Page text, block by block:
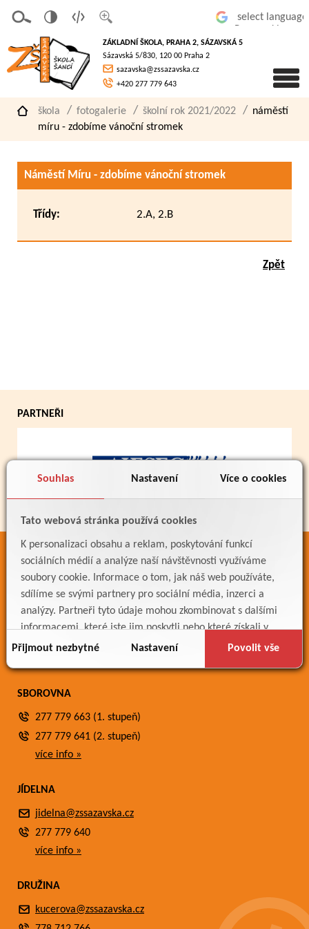
Souhlas Nastavení Více o cookies
Tato webová stránka používá cookies
K personalizaci obsahu a reklam, poskytování funkcí
sociálních médií a analýze naší návštěvnosti využíváme
soubory cookie. Informace o tom, jak náš web používáte,
sdílíme se svými partnery pro sociální média, inzerci a
analýzy. Partneři tyto údaje mohou zkombinovat s dalšími
informacemi, které jste jim poskytli nebo které získali v
důsledku toho, že používáte jejich služby.
Přijmout nezbytné Nastavení Povolit vše
písmo
á
verze
pro
slaboz
raké
ZÁKLADNÍ ŠKOLA, PRAHA 2, SÁZAVSKÁ 5
Sázavská 5/830, 120 00 Praha 2
sazavska@zssazavska.cz
+420 277 779 643
škola fotogalerie školní rok 2021/2022
náměstí
míru - zdobíme vánoční stromek
Náměstí Míru - zdobíme vánoční stromek
Třídy: 2.A, 2.B
Zpět
PARTNEŘI
ODKAZY
Bakaláři
Jídelníček
Meteostanice
SBOROVNA
277 779 663 (1. stupeň)
277 779 641 (2. stupeň)
více info »
JÍDELNA
jidelna@zssazavska.cz
277 779 640
více info »
DRUŽINA
kucerova@zssazavska.cz